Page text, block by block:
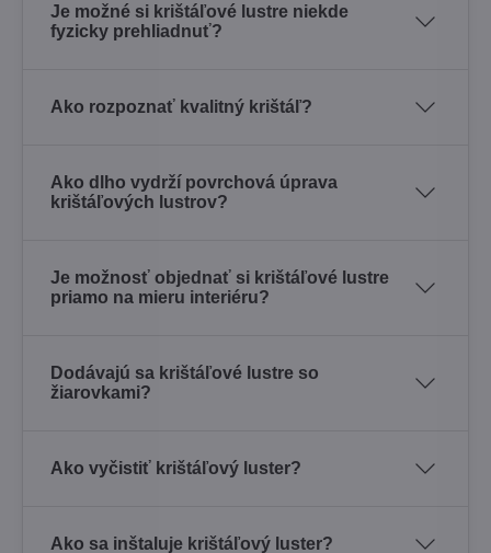
Je možné si krištáľové lustre niekde
fyzicky prehliadnuť?
Ako rozpoznať kvalitný krištáľ?
Ako dlho vydrží povrchová úprava
krištáľových lustrov?
Je možnosť objednať si krištáľové lustre
priamo na mieru interiéru?
Dodávajú sa krištáľové lustre so
žiarovkami?
Ako vyčistiť krištáľový luster?
Ako sa inštaluje krištáľový luster?